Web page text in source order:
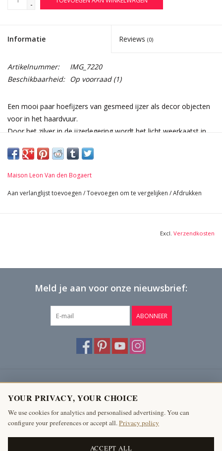
-
Informatie Reviews (0)
Artikelnummer:
IMG_7220
Beschikbaarheid: Op voorraad(1)
Een mooi paar hoefijzers van gesmeed ijzer als decor objecten
voor in het haardvuur.
Door het zilver in de ijzerlegering wordt het licht weerkaatst in
Afmetingen:
19 cm Breedte per stuk 7,48 Inch
33 cm Lengte 12,99 Inch
Maison Leon Van den Bogaert
Aan verlanglijst toevoegen /Toevoegen om te vergelijken /Afdrukken
Excl. Verzendkosten
Meld je aan voor onze nieuwsbrief:
ABONNEER
Producten
Mijn account
The Antique Fireplace Bank
YOUR PRIVACY, YOUR CHOICE
We use cookies for analytics and personalised advertising. You can
configure your preferences or accept all.Privacy policy
ACCEPT ALL